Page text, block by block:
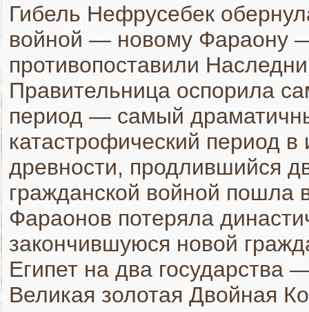
Гибель Нефрусебек
войной — новому Фараону
противопоставили
Правительница оспорила
период — самый
катастрофический период
древности, продлившийся
гражданской войной пошла
Фараонов потеряла
закончившуюся новой
Египет на два
Великая золотая Двойная